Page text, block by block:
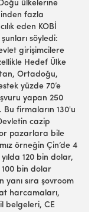
ülkelerine
fazla
eden KOBİ
söyledi:
girişimcilere
Hedef Ülke
Ortadoğu,
yüzde 70’e
yapan 250
firmaların 130'u
cazip
pazarlara bile
örneğin Çin’de 4
120 bin dolar,
100 bin dolar
sıra şovroom
harcamaları,
belgeleri, CE